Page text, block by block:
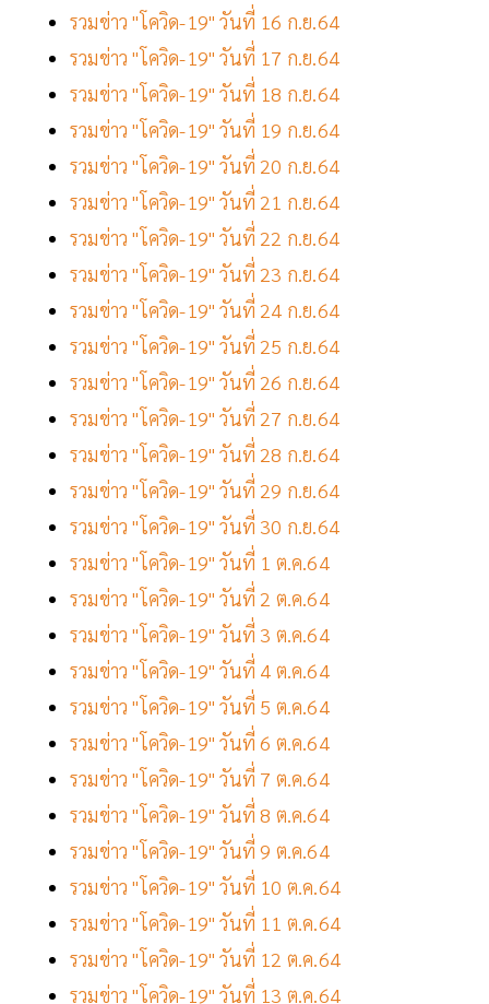
รวมข่าว "โควิด-19" วันที่ 16 ก.ย.64
รวมข่าว "โควิด-19" วันที่ 17 ก.ย.64
รวมข่าว "โควิด-19" วันที่ 18 ก.ย.64
รวมข่าว "โควิด-19" วันที่ 19 ก.ย.64
รวมข่าว "โควิด-19" วันที่ 20 ก.ย.64
รวมข่าว "โควิด-19" วันที่ 21 ก.ย.64
รวมข่าว "โควิด-19" วันที่ 22 ก.ย.64
รวมข่าว "โควิด-19" วันที่ 23 ก.ย.64
รวมข่าว "โควิด-19" วันที่ 24 ก.ย.64
รวมข่าว "โควิด-19" วันที่ 25 ก.ย.64
รวมข่าว "โควิด-19" วันที่ 26 ก.ย.64
รวมข่าว "โควิด-19" วันที่ 27 ก.ย.64
รวมข่าว "โควิด-19" วันที่ 28 ก.ย.64
รวมข่าว "โควิด-19" วันที่ 29 ก.ย.64
รวมข่าว "โควิด-19" วันที่ 30 ก.ย.64
รวมข่าว "โควิด-19" วันที่ 1 ต.ค.64
รวมข่าว "โควิด-19" วันที่ 2 ต.ค.64
รวมข่าว "โควิด-19" วันที่ 3 ต.ค.64
รวมข่าว "โควิด-19" วันที่ 4 ต.ค.64
รวมข่าว "โควิด-19" วันที่ 5 ต.ค.64
รวมข่าว "โควิด-19" วันที่ 6 ต.ค.64
รวมข่าว "โควิด-19" วันที่ 7 ต.ค.64
รวมข่าว "โควิด-19" วันที่ 8 ต.ค.64
รวมข่าว "โควิด-19" วันที่ 9 ต.ค.64
รวมข่าว "โควิด-19" วันที่ 10 ต.ค.64
รวมข่าว "โควิด-19" วันที่ 11 ต.ค.64
รวมข่าว "โควิด-19" วันที่ 12 ต.ค.64
รวมข่าว "โควิด-19" วันที่ 13 ต.ค.64